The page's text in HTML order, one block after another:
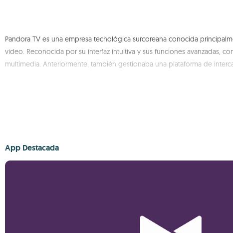
Pandora TV es una empresa tecnológica surcoreana conocida
video. Reconocida por su interfaz intuitiva y sus funciones avanzadas,
multimedia. Anteriormente, también gestionaba una plataforma de
App Destacada